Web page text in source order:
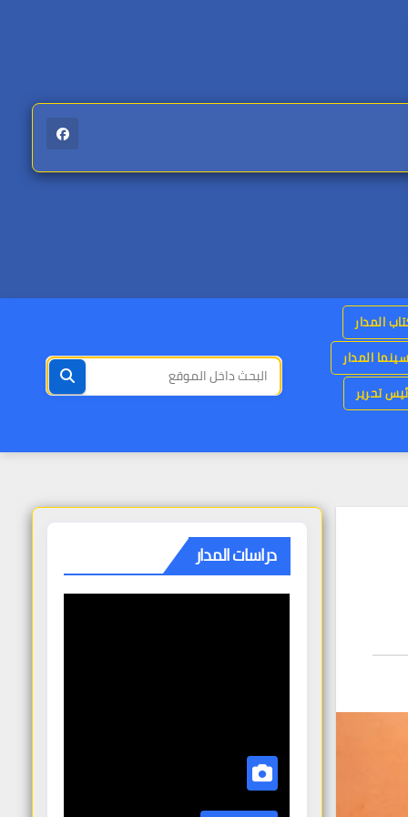
المدار
سينما المدار
تحرير
دراسات المدار